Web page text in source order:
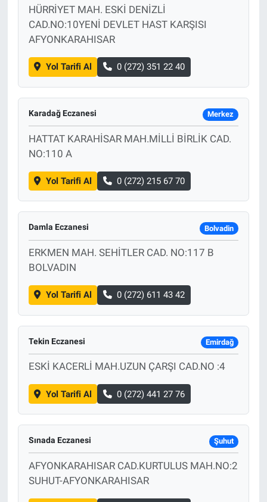
HÜRRİYET MAH. ESKİ DENİZLİ
CAD.NO:10YENİ DEVLET HAST KARŞISI
AFYONKARAHISAR
Yol Tarifi Al 0 (272) 351 22 40
Karadağ Eczanesi Merkez
HATTAT KARAHİSAR MAH.MİLLİ BİRLİK CAD.
NO:110 A
Yol Tarifi Al 0 (272) 215 67 70
Damla Eczanesi Bolvadin
ERKMEN MAH. SEHİTLER CAD. NO:117 B
BOLVADIN
Yol Tarifi Al 0 (272) 611 43 42
Tekin Eczanesi Emirdağ
ESKİ KACERLİ MAH.UZUN ÇARŞI CAD.NO :4
Yol Tarifi Al 0 (272) 441 27 76
Sınada Eczanesi Şuhut
AFYONKARAHISAR CAD.KURTULUS MAH.NO:2
SUHUT-AFYONKARAHISAR